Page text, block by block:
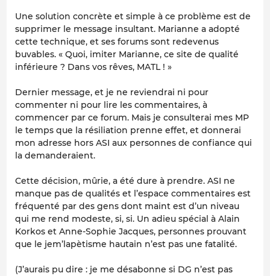
Une solution concrète et simple à ce problème est de
supprimer le message insultant. Marianne a adopté
cette technique, et ses forums sont redevenus
buvables. « Quoi, imiter Marianne, ce site de qualité
inférieure ? Dans vos rêves, MATL ! »
Dernier message, et je ne reviendrai ni pour
commenter ni pour lire les commentaires, à
commencer par ce forum. Mais je consulterai mes MP
le temps que la résiliation prenne effet, et donnerai
mon adresse hors ASI aux personnes de confiance qui
la demanderaient.
Cette décision, mûrie, a été dure à prendre. ASI ne
manque pas de qualités et l’espace commentaires est
fréquenté par des gens dont maint est d’un niveau
qui me rend modeste, si, si. Un adieu spécial à Alain
Korkos et Anne-Sophie Jacques, personnes prouvant
que le jem’lapètisme hautain n’est pas une fatalité.
(J’aurais pu dire : je me désabonne si DG n’est pas